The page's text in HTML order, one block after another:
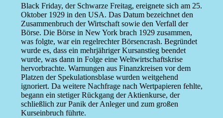
Black Friday, der Schwarze Freitag, ereignete sich am 25.
Oktober 1929 in den USA. Das Datum bezeichnet den
Zusammenbruch der Wirtschaft sowie den Verfall der
Börse. Die Börse in New York brach 1929 zusammen,
was folgte, war ein regelrechter Börsencrash. Begründet
wurde es, dass ein mehrjähriger Kursanstieg beendet
wurde, was dann in Folge eine Weltwirtschaftskrise
hervorbrachte. Warnungen aus Finanzkreisen vor dem
Platzen der Spekulationsblase wurden weitgehend
ignoriert. Da weitere Nachfrage nach Wertpapieren fehlte,
begann ein stetiger Rückgang der Aktienkurse, der
schließlich zur Panik der Anleger und zum großen
Kurseinbruch führte.